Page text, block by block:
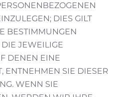
DIES GILT
BESTIMMUNGEN
DIE JEWEILIGE
DENEN EINE
ENTNEHMEN SIE DIESER
WENN SIE